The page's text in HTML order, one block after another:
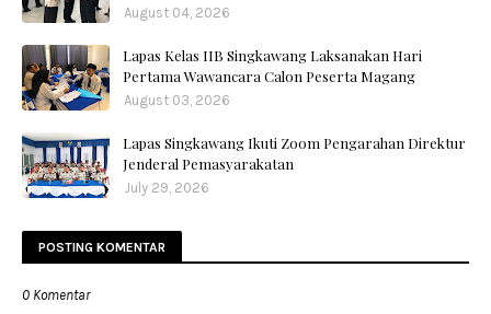
August 04, 2026
Lapas Kelas IIB Singkawang Laksanakan Hari
Pertama Wawancara Calon Peserta Magang
August 03, 2026
Lapas Singkawang Ikuti Zoom Pengarahan Direktur
Jenderal Pemasyarakatan
July 29, 2026
POSTING KOMENTAR
0 Komentar